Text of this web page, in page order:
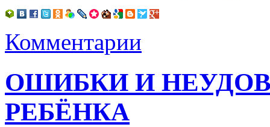
Комментарии
ОШИБКИ И
РЕБЁНКА